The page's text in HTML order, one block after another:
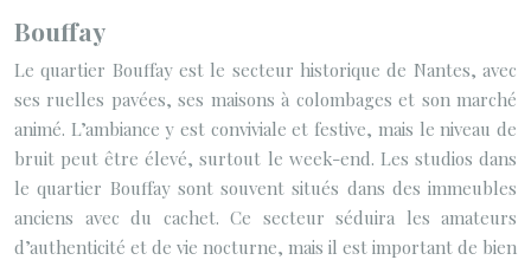
Bouffay
Le quartier Bouffay est le secteur historique de Nantes, avec
ses ruelles pavées, ses maisons à colombages et son marché
animé. L’ambiance y est conviviale et festive, mais le niveau de
bruit peut être élevé, surtout le week-end. Les studios dans
le quartier Bouffay sont souvent situés dans des immeubles
anciens avec du cachet. Ce secteur séduira les amateurs
d’authenticité et de vie nocturne, mais il est important de bien